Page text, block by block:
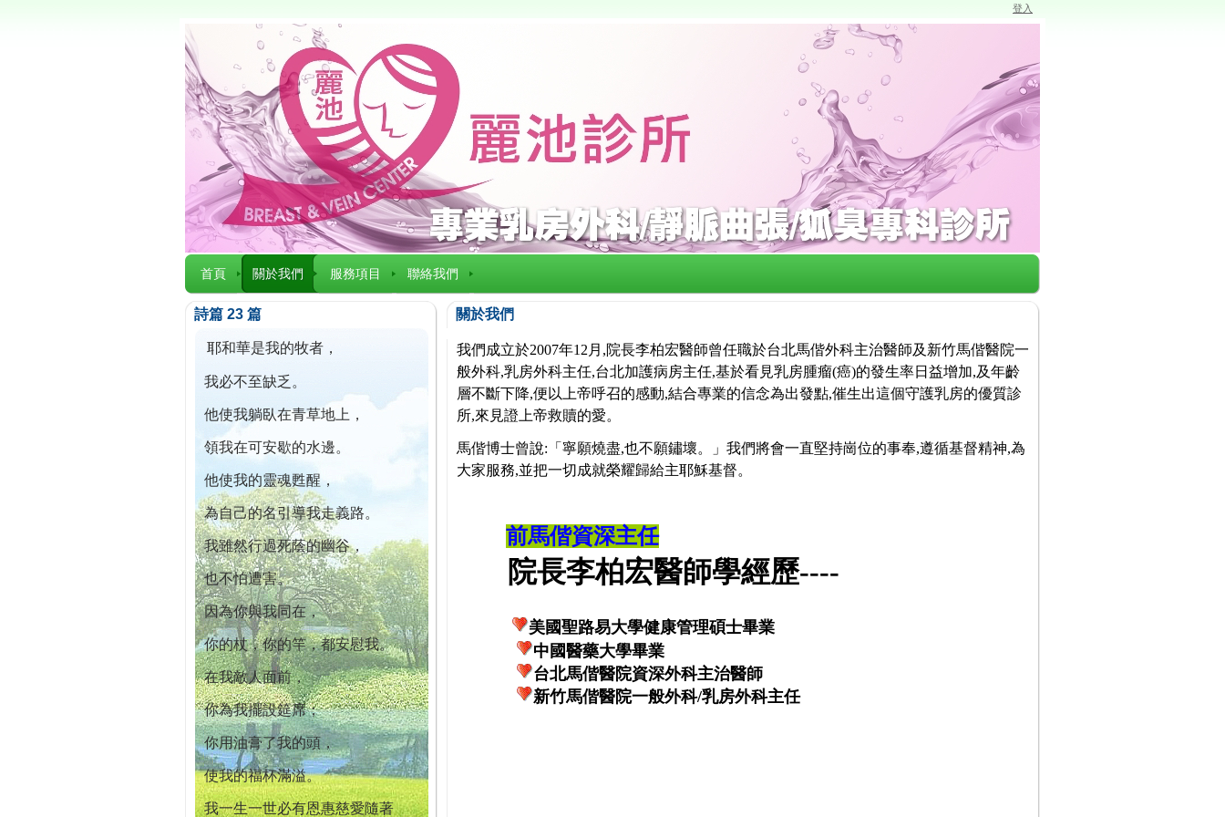
登入
首頁 關於我們 服務項目 聯絡我們
詩篇 23 篇
耶和華是我的牧者，
我必不至缺乏。
他使我躺臥在青草地上，
領我在可安歇的水邊。
他使我的靈魂甦醒，
為自己的名引導我走義路。
我雖然行過死蔭的幽谷，
也不怕遭害。
因為你與我同在，
你的杖，你的竿，都安慰我。
在我敵人面前，
你為我擺設筵席；
你用油膏了我的頭，
使我的福杯滿溢。
我一生一世必有恩惠慈愛隨著
關於我們
我們成立於2007年12月,院長李柏宏醫師曾任職於台北馬偕外科主治醫師及新竹馬偕醫院一
般外科,乳房外科主任,台北加護病房主任,基於看見乳房腫瘤(癌)的發生率日益增加,及年齡
層不斷下降,便以上帝呼召的感動,結合專業的信念為出發點,催生出這個守護乳房的優質診
所,來見證上帝救贖的愛。
馬偕博士曾說:「寧願燒盡,也不願鏽壞。」我們將會一直堅持崗位的事奉,遵循基督精神,為
大家服務,並把一切成就榮耀歸給主耶穌基督。
前馬偕資深主任
院長李柏宏醫師學經歷----
美國聖路易大學健康管理碩士畢業
中國醫藥大學畢業
台北馬偕醫院資深外科主治醫師
新竹馬偕醫院一般外科/乳房外科主任